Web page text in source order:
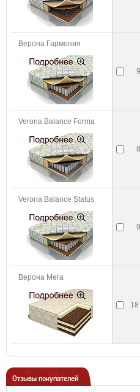
Верона Гармония
Verona Balance Forma
Verona Balance Status
Верона Мега
Отзывы покупателей